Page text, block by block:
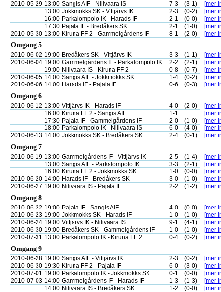
2010-05-29 13:00 Sangis AIF - Nilivaara IS 7-3 (3-1)
[mer
13:00 Jokkmokks SK - Vittjärvs IK 2-3 (0-2)
[mer
16:00 Parkalompolo IK - Harads IF 2-1 (0-0)
[mer
17:30 Pajala IF - Bredåkers SK 2-1 (1-0)
[mer
2010-05-30 13:00 Kiruna FF 2 - Gammelgårdens IF 8-1 (2-0) [mer
Omgång 5
2010-06-02 19:00 Bredåkers SK - Vittjärvs IK 3-3 (1-1)
[mer
2010-06-04 19:00 Gammelgårdens IF - Parkalompolo IK 2-2 (2-1)
[mer
19:00 Nilivaara IS - Kiruna FF 2 0-8 (0-7)
[mer
2010-06-05 14:00 Sangis AIF - Jokkmokks SK 1-4 (0-2)
[mer
2010-06-06 14:00 Harads IF - Pajala IF 0-6 (0-3) [mer
Omgång 6
2010-06-12 13:00 Vittjärvs IK - Harads IF 4-0 (2-0)
[mer
16:00 Kiruna FF 2 - Sangis AIF 1-1
[mer
17:30 Pajala IF - Gammelgårdens IF 2-0 (1-0)
[mer
18:00 Parkalompolo IK - Nilivaara IS 6-0 (4-0)
[mer
2010-06-13 14:00 Jokkmokks SK - Bredåkers SK 2-4 (0-1) [mer
Omgång 7
2010-06-19 13:00 Gammelgårdens IF - Vittjärvs IK 2-5 (1-4)
[mer
13:00 Sangis AIF - Parkalompolo IK 3-3 (2-1)
[mer
16:00 Kiruna FF 2 - Jokkmokks SK 1-0 (0-0)
[mer
2010-06-20 14:00 Harads IF - Bredåkers SK 3-0 (1-0)
[mer
2010-06-27 19:00 Nilivaara IS - Pajala IF 2-2 (1-2) [mer
Omgång 8
2010-06-22 19:00 Pajala IF - Sangis AIF 4-0 (0-0)
[mer
2010-06-23 19:00 Jokkmokks SK - Harads IF 1-0 (1-0)
[mer
2010-06-24 19:00 Vittjärvs IK - Nilivaara IS 9-1 (4-1)
[mer
2010-06-30 19:00 Bredåkers SK - Gammelgårdens IF 1-0 (1-0)
[mer
2010-07-31 13:00 Parkalompolo IK - Kiruna FF 2 0-4 (0-2) [mer
Omgång 9
2010-06-28 19:00 Sangis AIF - Vittjärvs IK 2-3 (0-2)
[mer
2010-06-30 19:30 Kiruna FF 2 - Pajala IF 6-0 (3-0)
[mer
2010-07-01 19:00 Parkalompolo IK - Jokkmokks SK 0-1 (0-0)
[mer
2010-07-03 14:00 Gammelgårdens IF - Harads IF 1-3 (1-3)
[mer
14:00 Nilivaara IS - Bredåkers SK 1-2 (0-0) [mer